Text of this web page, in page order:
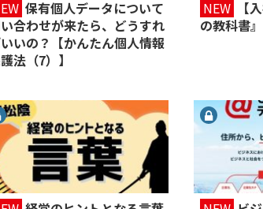
保有個人データについて
合わせが来たら、どうすれ
いの？【かんたん個人情報
法（7）】
NEW
【
の教科書